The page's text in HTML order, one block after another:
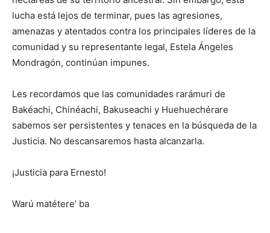
lucha está lejos de terminar, pues las agresiones,
amenazas y atentados contra los principales líderes de la
comunidad y su representante legal, Estela Ángeles
Mondragón, continúan impunes.
Les recordamos que las comunidades rarámuri de
Bakéachi, Chinéachi, Bakuseachi y Huehuechérare
sabemos ser persistentes y tenaces en la búsqueda de la
Justicia. No descansaremos hasta alcanzarla.
¡Justicia para Ernesto!
Warú matétere’ ba